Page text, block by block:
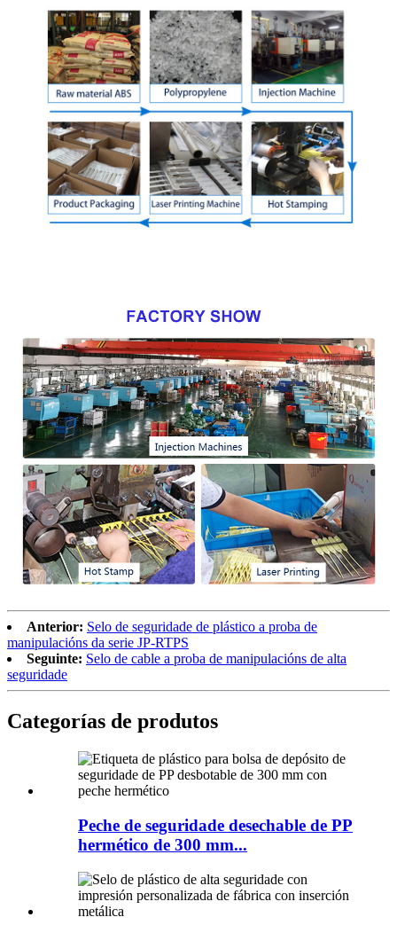
Anterior: Selo de seguridade de plástico a proba de
manipulacións da serie JP-RTPS
Seguinte: Selo de cable a proba de manipulacións de alta
seguridade
Categorías de produtos
Peche de seguridade desechable de PP
hermético de 300 mm...